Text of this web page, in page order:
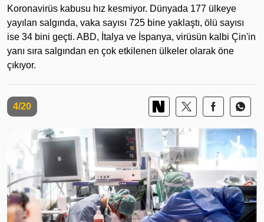
Koronavirüs kabusu hız kesmiyor. Dünyada 177 ülkeye
yayılan salgında, vaka sayısı 725 bine yaklaştı, ölü sayısı
ise 34 bini geçti. ABD, İtalya ve İspanya, virüsün kalbi Çin'in
yanı sıra salgından en çok etkilenen ülkeler olarak öne
çıkıyor.
4/20